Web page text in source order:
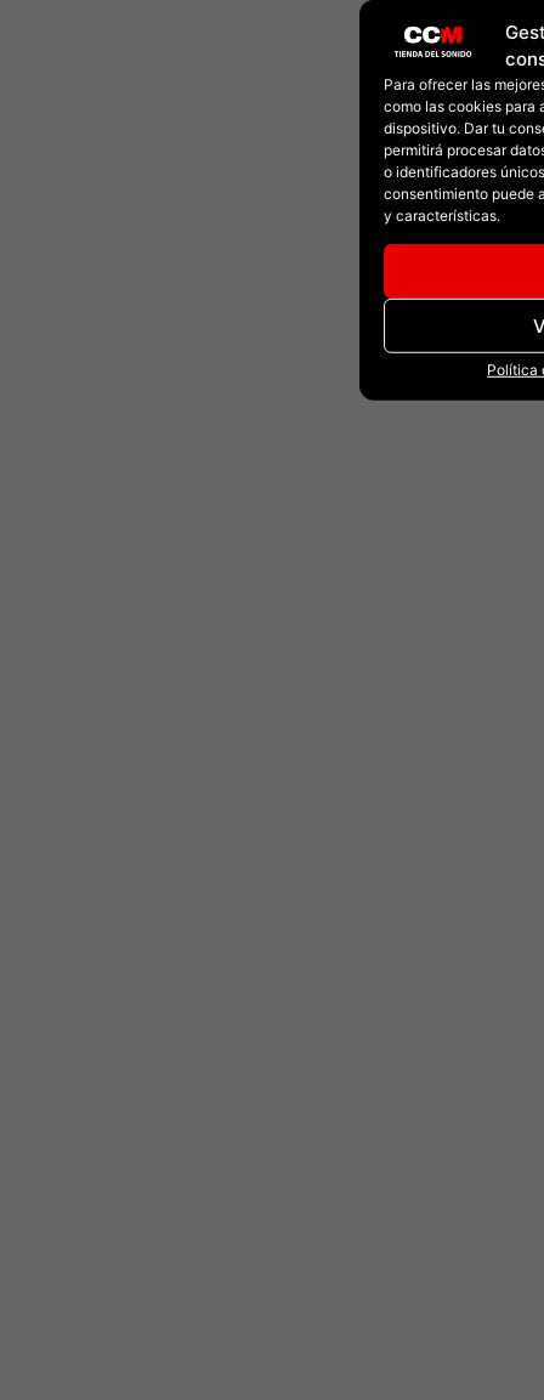
Para ofrecer las
como las cookies para
dispositivo. Dar tu
permitirá procesar
o identificadores
consentimiento puede
y características.
Política